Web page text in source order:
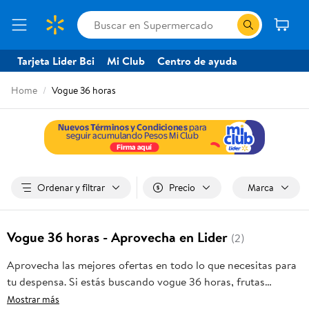
Tarjeta Lider Bci Mi Club Centro de ayuda
Home Vogue 36 horas
Ordenar y filtrar Precio Marca
Vogue 36 horas - Aprovecha en Lider (2)
Aprovecha las mejores ofertas en todo lo que necesitas para
tu despensa. Si estás buscando vogue 36 horas, frutas
frescas, carnes, pan o productos para el hogar, aquí lo
Mostrar más